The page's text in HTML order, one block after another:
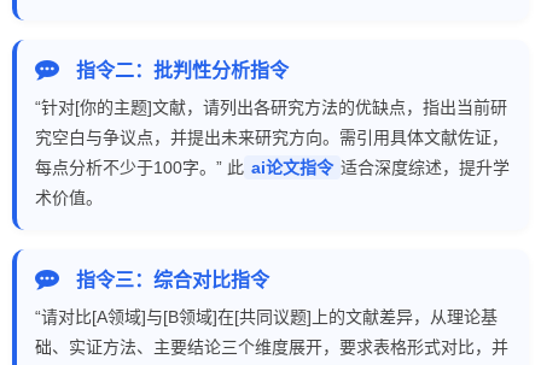
指令二：批判性分析指令
“针对[你的主题]文献，请列出各研究方法的优缺点，指出当前研
究空白与争议点，并提出未来研究方向。需引用具体文献佐证，
每点分析不少于100字。” 此 ai论文指令 适合深度综述，提升学
术价值。
指令三：综合对比指令
“请对比[A领域]与[B领域]在[共同议题]上的文献差异，从理论基
础、实证方法、主要结论三个维度展开，要求表格形式对比，并